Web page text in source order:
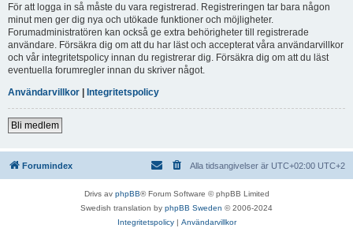
För att logga in så måste du vara registrerad. Registreringen tar bara någon
minut men ger dig nya och utökade funktioner och möjligheter.
Forumadministratören kan också ge extra behörigheter till registrerade
användare. Försäkra dig om att du har läst och accepterat våra användarvillkor
och vår integritetspolicy innan du registrerar dig. Försäkra dig om att du läst
eventuella forumregler innan du skriver något.
Användarvillkor | Integritetspolicy
Bli medlem
Forumindex Alla tidsangivelser är UTC+02:00 UTC+2
Drivs av phpBB® Forum Software © phpBB Limited
Swedish translation by phpBB Sweden © 2006-2024
Integritetspolicy| Användarvillkor